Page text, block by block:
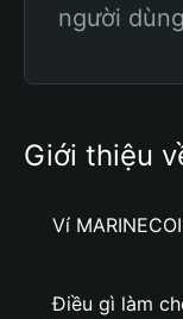
người
Giới thiệu
Ví
Điều gì làm